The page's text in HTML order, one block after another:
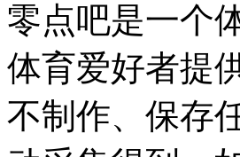
零点吧是一个
体育爱好者提
不制作、保存